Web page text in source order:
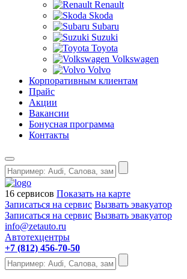
Renault
Skoda
Subaru
Suzuki
Toyota
Volkswagen
Volvo
Корпоративным клиентам
Прайс
Акции
Вакансии
Бонусная программа
Контакты
16 сервисов Показать на карте
Записаться на сервис Вызвать эвакуатор
Записаться на сервис Вызвать эвакуатор
info@zetauto.ru
Автотехцентры
+7 (812) 456-70-50